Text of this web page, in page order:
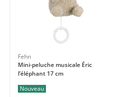
Fehn
Mini-peluche musicale Éric
l’éléphant 17 cm
Nouveau